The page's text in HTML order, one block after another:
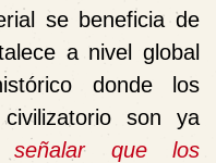
se beneficia de
a nivel global
donde los
son ya
señalar que los